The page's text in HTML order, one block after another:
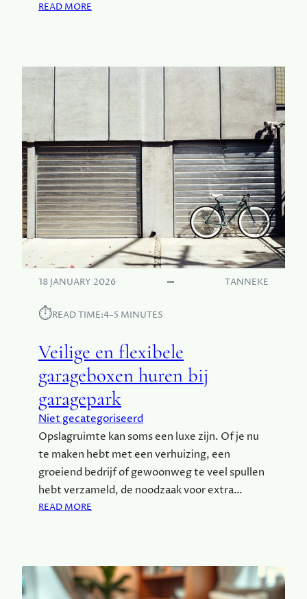
READ MORE
Z
A
K
K
E
N
O
F
R
B
S
D
O
N
:
W
S
T
H
18 JANUARY 2026 TANNEKE
⏱︎READ TIME:4–5 MINUTES
Veilige en flexibele
garageboxen huren bij
garagepark
Niet gecategoriseerd
Opslagruimte kan soms een luxe zijn. Of je nu
te maken hebt met een verhuizing, een
groeiend bedrijf of gewoonweg te veel spullen
hebt verzameld, de noodzaak voor extra…
READ MORE
L
I